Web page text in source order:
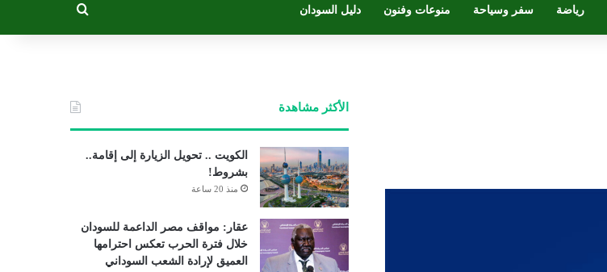
رياضة سفر وسياحة منوعات وفنون دليل السودان
الأكثر مشاهدة
الكويت .. تحويل الزيارة إلى إقامة..
بشروط!
منذ 20 ساعة
عقار: مواقف مصر الداعمة للسودان
خلال فترة الحرب تعكس احترامها
العميق لإرادة الشعب السوداني